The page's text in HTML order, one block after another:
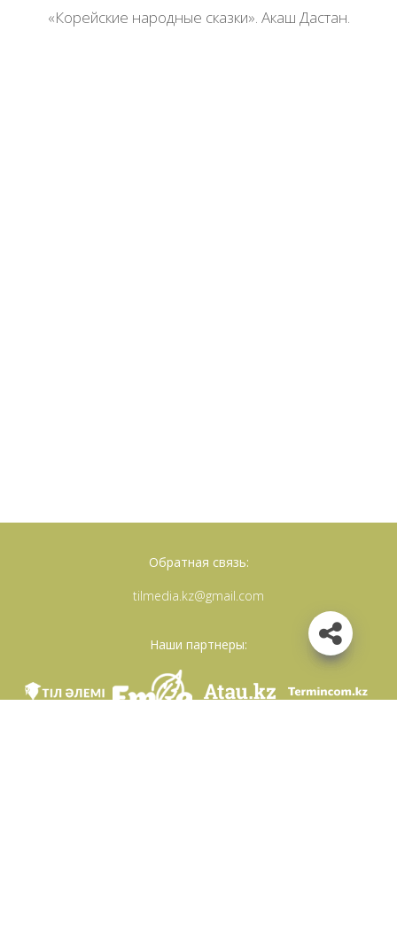
«Корейские народные сказки». Акаш Дастан.
Обратная связь:
tilmedia.kz@gmail.com
Наши партнеры: